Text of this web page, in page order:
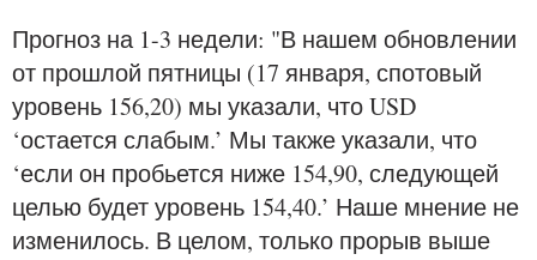
Прогноз на 1-3 недели: "В нашем обновлении
от прошлой пятницы (17 января, спотовый
уровень 156,20) мы указали, что USD
‘остается слабым.’ Мы также указали, что
‘если он пробьется ниже 154,90, следующей
целью будет уровень 154,40.’ Наше мнение не
изменилось. В целом, только прорыв выше